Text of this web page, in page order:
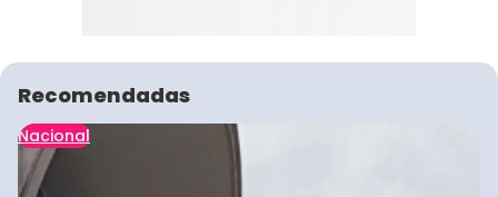
Recomendadas
Nacional